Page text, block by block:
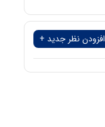
افزودن نظر جدید +